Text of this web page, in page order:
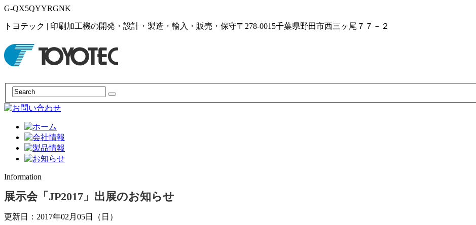
G-QX5QYYRGNK
トヨテック | 印刷加工機の開発・設計・製造・輸入・販売・保守〒278-0015千葉県野田市西三ヶ尾７７－２
Information
展示会「JP2017」出展のお知らせ
更新日：2017年02月05日（日）